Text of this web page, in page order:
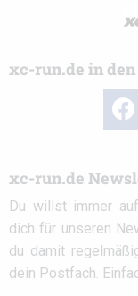
xc-run.de in
xc-run.de
Du willst immer
dich für unseren
du damit
dein Postfach.